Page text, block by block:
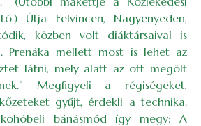
Útja Felvincen, Nagyenyeden,
közben volt diáktársaival is
Prenáka mellett most is lehet az
látni, mely alatt az ott megölt
Megfigyeli a régiségeket,
gyűjt, érdekli a technika.
bánásmód így megy: A